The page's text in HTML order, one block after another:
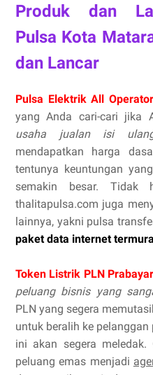
Produk dan
Pulsa Kota
dan Lancar
Pulsa Elektrik All
yang Anda cari-cari jika
usaha jualan isi
mendapatkan harga
tentunya keuntungan
semakin besar. Tidak
thalitapulsa.com juga
lainnya, yakni pulsa
paket data internet
Token Listrik PLN
peluang bisnis yang
PLN yang segera
untuk beralih ke
ini akan segera meledak.
peluang emas menjadi